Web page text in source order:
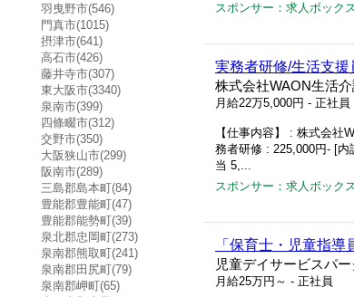
羽曳野市(546)
門真市(1015)
摂津市(641)
高石市(426)
藤井寺市(307)
東大阪市(3340)
泉南市(399)
四條畷市(312)
交野市(350)
大阪狭山市(299)
阪南市(289)
三島郡島本町(84)
豊能郡豊能町(47)
豊能郡能勢町(39)
泉北郡忠岡町(273)
泉南郡熊取町(241)
泉南郡田尻町(79)
泉南郡岬町(65)
スポンサー：求人ボック
実務者研修/生活支
株式会社WAON生活
月給22万5,000円 - 正社員
【仕事内容】 : 株式会
務者研修 : 225,000円‐ [
当 5,...
スポンサー：求人ボック
「保育士・児童指
児童デイサービスパ
月給25万円～ - 正社員